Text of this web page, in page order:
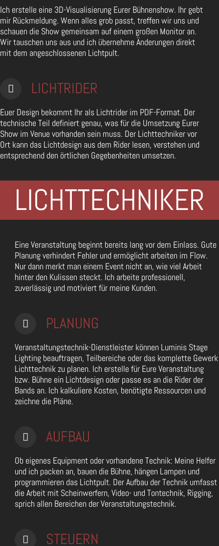
Ich erstelle eine 3D-Visualisierung Eurer Bühnenshow. Ihr gebt
mir Rückmeldung. Wenn alles grob passt, treffen wir uns und
schauen die Show gemeinsam auf einem großen Monitor an.
Wir tauschen uns aus und ich übernehme Änderungen direkt
mit dem angeschlossenen Lichtpult.
LICHTRIDER
Euer Design bekommt Ihr als Lichtrider im PDF-Format. Der
technische Teil definiert genau, was für die Umsetzung Eurer
Show im Venue vorhanden sein muss. Der Lichttechniker vor
Ort kann das Lichtdesign aus dem Rider lesen, verstehen und
entsprechend den örtlichen Gegebenheiten umsetzen.
LICHTTECHNIKER
Eine Veranstaltung beginnt bereits lang vor dem Einlass. Gute
Planung verhindert Fehler und ermöglicht arbeiten im Flow.
Nur dann merkt man einem Event nicht an, wie viel Arbeit
hinter den Kulissen steckt. Ich arbeite professionell,
zuverlässig und motiviert für meine Kunden.
PLANUNG
Veranstaltungstechnik-Dienstleister können Luminis Stage
Lighting beauftragen, Teilbereiche oder das komplette Gewerk
Lichttechnik zu planen. Ich erstelle für Eure Veranstaltung
bzw. Bühne ein Lichtdesign oder passe es an die Rider der
Bands an. Ich kalkuliere Kosten, benötigte Ressourcen und
zeichne die Pläne.
AUFBAU
Ob eigenes Equipment oder vorhandene Technik: Meine Helfer
und ich packen an, bauen die Bühne, hängen Lampen und
programmieren das Lichtpult. Der Aufbau der Technik umfasst
die Arbeit mit Scheinwerfern, Video- und Tontechnik, Rigging,
sprich allen Bereichen der Veranstaltungstechnik.
STEUERN